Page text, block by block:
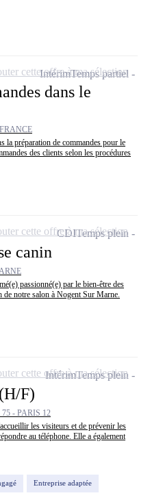
dans le
la préparation de commandes pour le
des clients selon les procédures
IntérimTemps partiel
cette offre à ma sélection
canin
passionné(e) par le bien-être des
notre salon à Nogent Sur Marne.
CDITemps plein
cette offre à ma sélection
F)
75 - PARIS 12
les visiteurs et de prévenir les
au téléphone. Elle a également
Entreprise adaptée
IntérimTemps plein
cette offre à ma sélection